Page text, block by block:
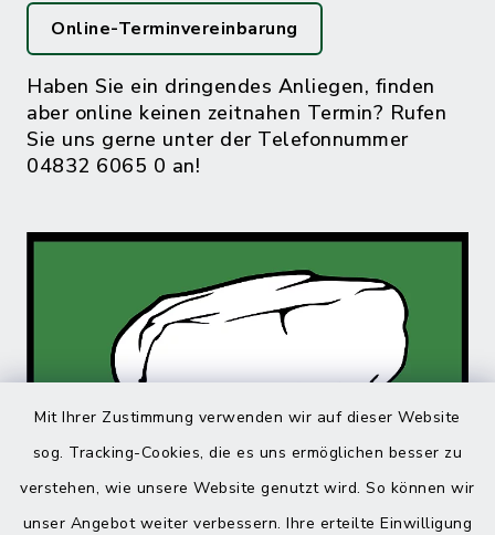
Mit Ihrer Zustimmung verwenden wir auf dieser Website
sog. Tracking-Cookies, die es uns ermöglichen besser zu
verstehen, wie unsere Website genutzt wird. So können wir
unser Angebot weiter verbessern. Ihre erteilte Einwilligung
Online-Terminvereinbarung
Haben Sie ein dringendes Anliegen, finden
aber online keinen zeitnahen Termin? Rufen
Sie uns gerne unter der Telefonnummer
04832 6065 0 an!